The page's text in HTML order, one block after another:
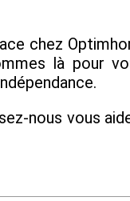
chez
là pour
nous vous